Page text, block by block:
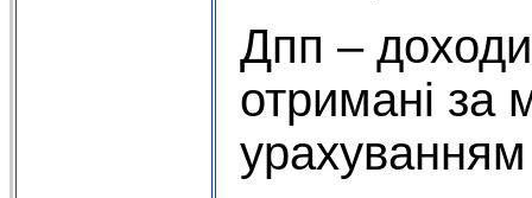
Дпп – доходи
отримані за